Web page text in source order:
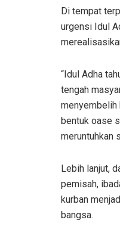
Di tempat
urgensi Idul
“Idul Adha
tengah
menyembelih
bentuk oase
meruntuhkan
Lebih lanjut,
pemisah,
kurban
bangsa.